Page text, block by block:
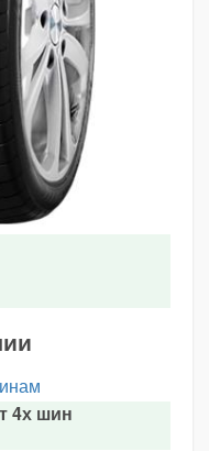
4х шин